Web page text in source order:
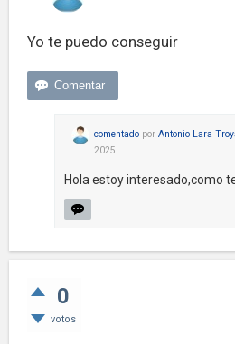
Yo te puedo conseguir
comentado por Antonio Lara
2025
Hola estoy interesado,como
0
votos